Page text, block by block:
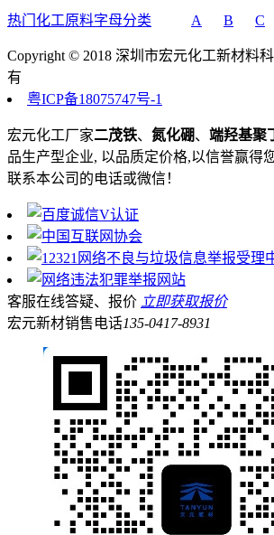
热门化工原料字母分类 A B C
Copyright © 2018 深圳市宏元化工新材料
有
粤ICP备18075747号-1
宏元化工厂家二茂铁、 氮化硼、 端羟基聚
品生产型企业, 以品质定价格,以信誉赢得
联系本公司的电话或微信！
客服在线答疑、报价 立即获取报价
宏元新材销售电话135-0417-8931